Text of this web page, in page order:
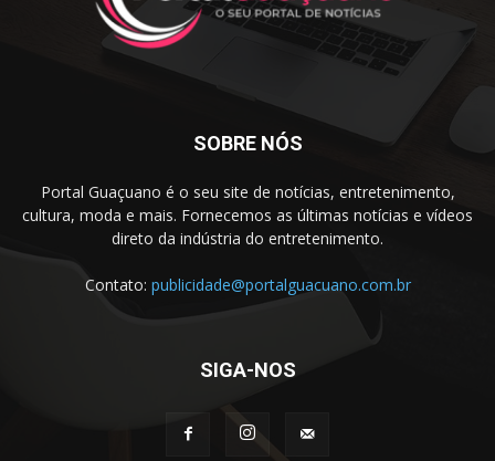
SOBRE NÓS
Portal Guaçuano é o seu site de notícias, entretenimento,
cultura, moda e mais. Fornecemos as últimas notícias e vídeos
direto da indústria do entretenimento.
Contato: publicidade@portalguacuano.com.br
SIGA-NOS